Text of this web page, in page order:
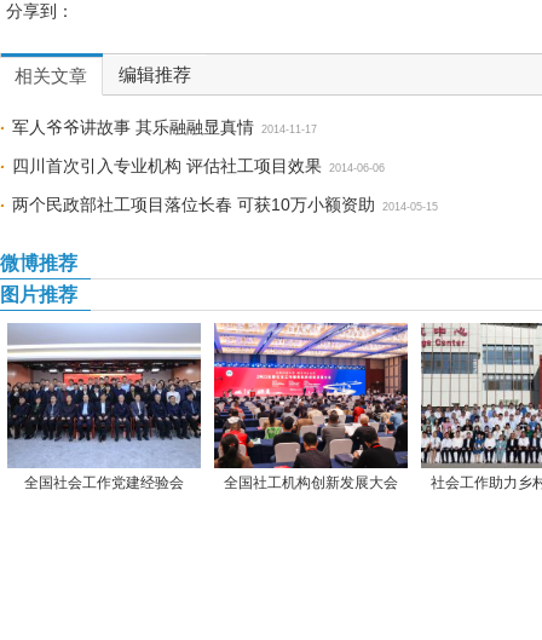
分享到：
相关文章 编辑推荐
军人爷爷讲故事 其乐融融显真情 2014-11-17
四川首次引入专业机构 评估社工项目效果 2014-06-06
两个民政部社工项目落位长春 可获10万小额资助 2014-05-15
微博推荐
图片推荐
全国社会工作党建经验会 全国社工机构创新发展大会 社会工作助力乡